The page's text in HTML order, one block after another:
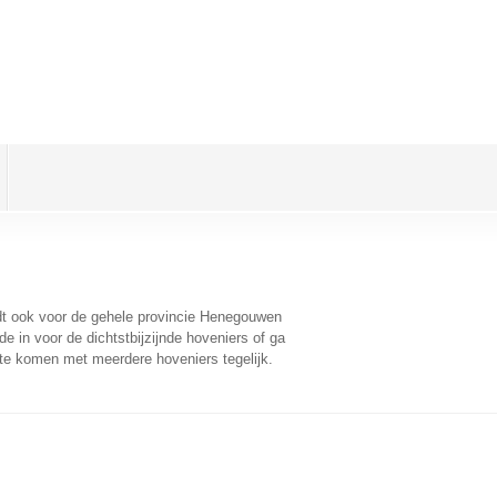
ook voor de gehele provincie Henegouwen
in voor de dichtstbijzijnde hoveniers of ga
komen met meerdere hoveniers tegelijk.